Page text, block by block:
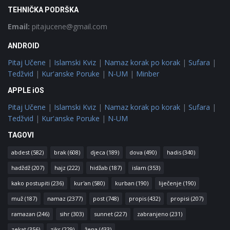
TEHNIČKA PODRŠKA
Email: pitajucene@gmail.com
ANDROID
Pitaj Učene | Islamski Kviz | Namaz korak po korak | Sufara |
Tedžvid | Kur'anske Poruke | N-UM | Minber
APPLE iOS
Pitaj Učene | Islamski Kviz | Namaz korak po korak | Sufara |
Tedžvid | Kur'anske Poruke | N-UM
TAGOVI
abdest (582) brak (608) djeca (189) dova (490) hadis (340)
hadždž (207) hajz (222) hidžab (187) islam (353)
kako postupiti (236) kur'an (580) kurban (190) liječenje (190)
muž (187) namaz (2377) post (748) propis (432) propisi (207)
ramazan (246) sihr (303) sunnet (227) zabranjeno (231)